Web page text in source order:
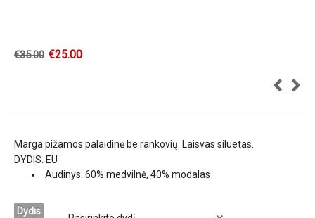
€35.00 €25.00
Marga pižamos palaidinė be rankovių. Laisvas siluetas.
DYDIS: EU
Audinys: 60% medvilnė, 40% modalas
Dydis